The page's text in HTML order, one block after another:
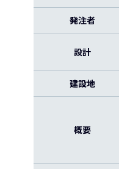
発注者
設計
建設地
概要